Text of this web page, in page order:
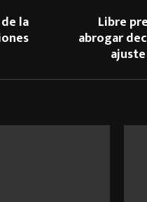
la Libre
abrogar